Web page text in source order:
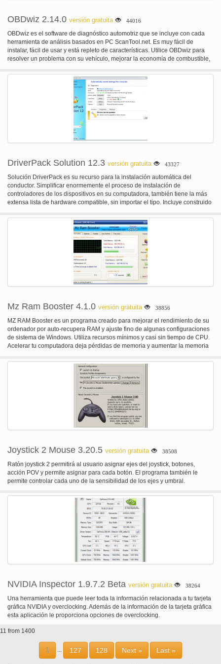
OBDwiz 2.14.0 versión gratuita 44016
OBDwiz es el software de diagnóstico automotriz que se incluye con cada
herramienta de análisis basados en PC ScanTool.net. Es muy fácil de
instalar, fácil de usar y está repleto de características. Utilice OBDwiz para
resolver un problema con su vehículo, mejorar la economía de combustible,
respetuoso con pantalla táctil y puede incluso ser utilizado como un
DriverPack Solution 12.3 versión gratuita 43327
Solución DriverPack es su recurso para la instalación automática del
conductor. Simplificar enormemente el proceso de instalación de
controladores de los dispositivos en su computadora, también tiene la más
extensa lista de hardware compatible, sin importar el tipo. Incluye construido
conectado a Internet para utilizar el software. Soporta tanto 32 bit y 64 bit
ediciones de Windows desde XP en adelante.
Mz Ram Booster 4.1.0 versión gratuita 38856
MZ RAM Booster es un programa creado para mejorar el rendimiento de su
ordenador por auto-recupera RAM y ajuste fino de algunas configuraciones
de sistema de Windows. Utiliza recursos mínimos y casi sin tiempo de CPU.
Acelerar tu computadora deja pérdidas de memoria y aumentar la memoria
Joystick 2 Mouse 3.20.5 versión gratuita 38508
Ratón joystick 2 permitirá al usuario asignar ejes del joystick, botones,
acción POV y permite asignar para cada botón. El programa también le
permite controlar cada uno de la sensibilidad de los ejes y umbral.
NVIDIA Inspector 1.9.7.2 Beta versión gratuita 38264
Una herramienta que puede leer toda la información relacionada a tu tarjeta
gráfica NVIDIA y overclocking. Además de la información de la tarjeta gráfica
esta aplicación le proporciona opciones de overclocking.
11 from 1400
1 ... 127 128 Next » Last »